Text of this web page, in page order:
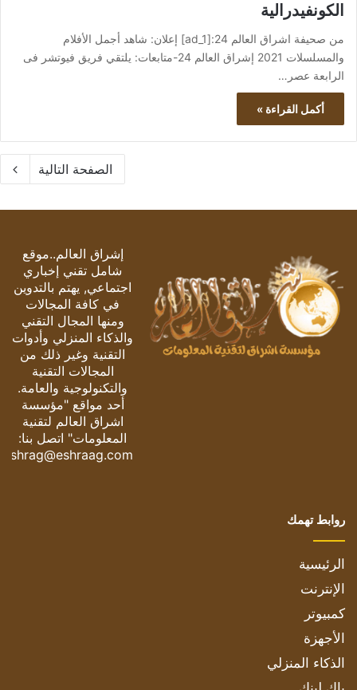
الكونفيدرالية
من صحيفة اشراق العالم 24:[ad_1] إعلان: شاهد أجمل الأفلام
والمسلسلات 2021 إشراق العالم 24-متابعات: يلتقي فريق فيوتشر فى
الرابعة عصر…
أكمل القراءة »
الصفحة التالية
إشراق العالم..موقع
شامل تقني إخباري
اجتماعي, يهتم بالتدوين
في كافة المجالات
ومنها المجال التقني
والذكاء المنزلي وأدوات
التقنية وغير ذلك من
المجالات التقنية
والتكنولوجية والعامة.
أحد مواقع "مؤسسة
اشراق العالم لتقنية
المعلومات" اتصل بنا:
eshrag@eshraag.com
روابط تهمك
الرئيسية
الإنترنت
كمبيوتر
الأجهزة
الذكاء المنزلي